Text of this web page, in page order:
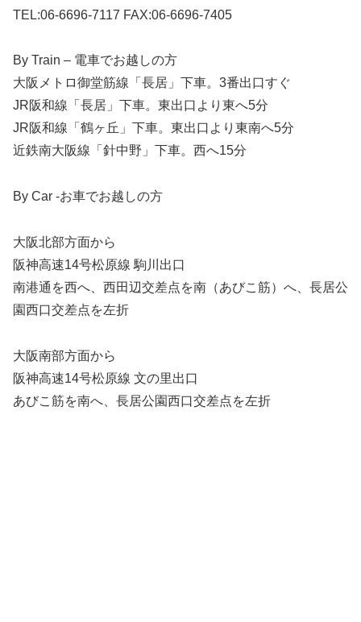
TEL:06-6696-7117 FAX:06-6696-7405
By Train – 電車でお越しの方
⼤阪メトロ御堂筋線「⻑居」下⾞。3番出⼝すぐ
JR阪和線「⻑居」下⾞。東出⼝より東へ5分
JR阪和線「鶴ヶ丘」下⾞。東出⼝より東南へ5分
近鉄南⼤阪線「針中野」下⾞。⻄へ15分
By Car -お車でお越しの方
大阪北部方面から
阪神⾼速14号松原線 駒川出⼝
南港通を⻄へ、⻄⽥辺交差点を南（あびこ筋）へ、⻑居公
園⻄⼝交差点を左折
⼤阪南部⽅⾯から
阪神⾼速14号松原線 ⽂の⾥出⼝
あびこ筋を南へ、⻑居公園⻄⼝交差点を左折